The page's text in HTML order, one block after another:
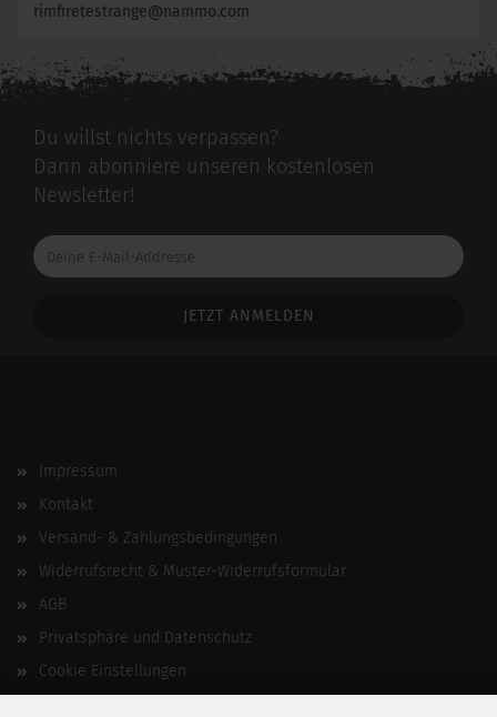
rimfiretestrange@nammo.com
Du willst nichts verpassen?
Dann abonniere unseren kostenlosen
Newsletter!
Deine
E-
Impressum
Kontakt
Versand- & Zahlungsbedingungen
Widerrufsrecht & Muster-Widerrufsformular
AGB
Privatsphäre und Datenschutz
Cookie Einstellungen